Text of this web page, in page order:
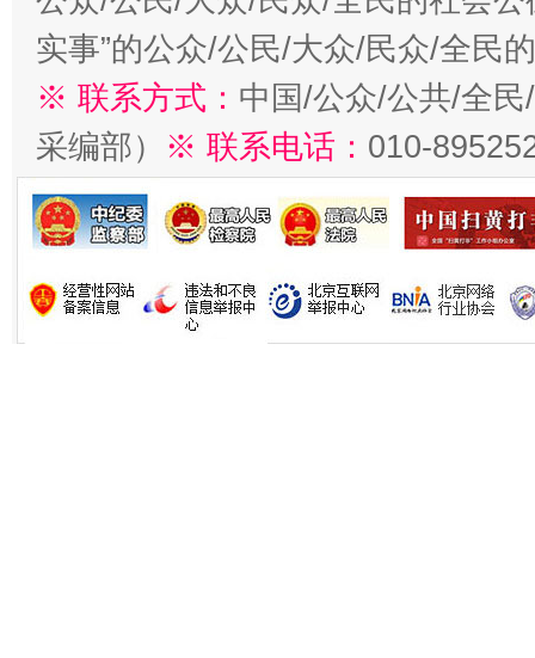
实事”的公众/公民/大众/民众/全民
※ 联系方式： 中国/公众/公共/全
采编部） ※ 联系电话： 010-